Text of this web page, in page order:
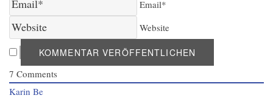
Email*
Website
7 Comments
Karin Be